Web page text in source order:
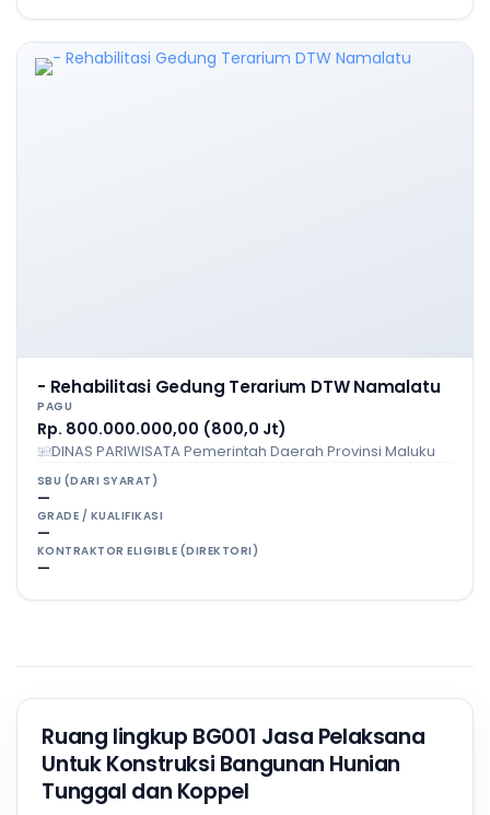
- Rehabilitasi Gedung Terarium DTW Namalatu
PAGU
Rp. 800.000.000,00 (800,0 Jt)
DINAS PARIWISATA Pemerintah Daerah Provinsi Maluku
SBU (DARI SYARAT)
—
GRADE / KUALIFIKASI
—
KONTRAKTOR ELIGIBLE (DIREKTORI)
—
Ruang lingkup BG001 Jasa Pelaksana
Untuk Konstruksi Bangunan Hunian
Tunggal dan Koppel